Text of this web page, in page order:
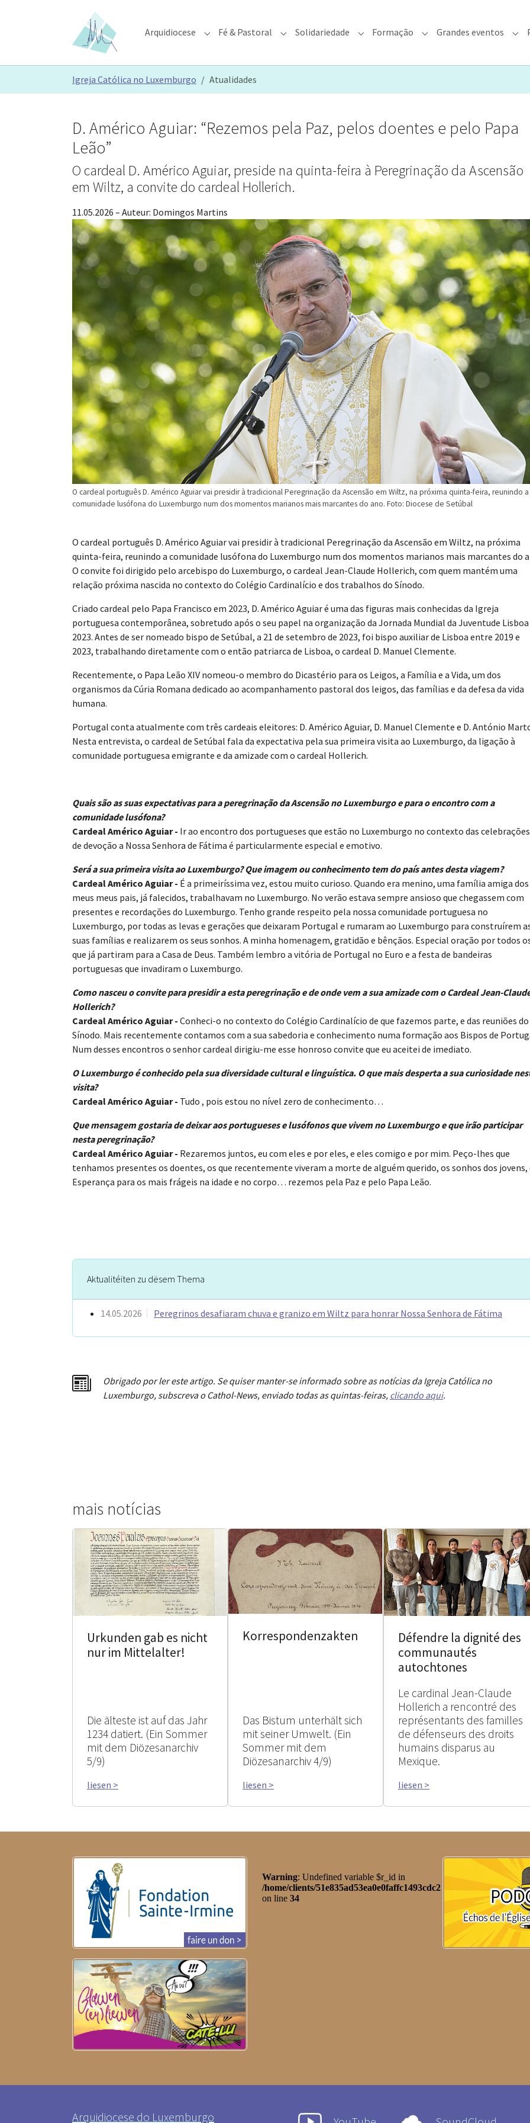
Arquidiocese Submenu for "Arquidiocese"
Fé & Pastoral Submenu for "Fé & Pastoral"
Solidariedade Submenu for "Solidariedade"
Formação Submenu for "Formação"
Grandes eventos
Igreja Católica no Luxemburgo Atualidades
O cardeal português D. Américo Aguiar vai presidir à tradicional Peregrinação da Ascensão em Wiltz, na próxima quinta-feira, reunindo a
comunidade lusófona do Luxemburgo num dos momentos marianos mais marcantes do ano. Foto: Diocese de Setúbal
D. Américo Aguiar: “Rezemos pela Paz, pelos doentes e pelo Papa
Leão”
O cardeal D. Américo Aguiar, preside na quinta-feira à Peregrinação da Ascensão
em Wiltz, a convite do cardeal Hollerich.
11.05.2026 – Auteur: Domingos Martins
O cardeal português D. Américo Aguiar vai presidir à tradicional Peregrinação da Ascensão em Wiltz, na próxima
quinta-feira, reunindo a comunidade lusófona do Luxemburgo num dos momentos marianos mais marcantes do
O convite foi dirigido pelo arcebispo do Luxemburgo, o cardeal Jean-Claude Hollerich, com quem mantém uma
relação próxima nascida no contexto do Colégio Cardinalício e dos trabalhos do Sínodo.
Criado cardeal pelo Papa Francisco em 2023, D. Américo Aguiar é uma das figuras mais conhecidas da Igreja
portuguesa contemporânea, sobretudo após o seu papel na organização da Jornada Mundial da Juventude Lisboa
2023. Antes de ser nomeado bispo de Setúbal, a 21 de setembro de 2023, foi bispo auxiliar de Lisboa entre 2019 e
2023, trabalhando diretamente com o então patriarca de Lisboa, o cardeal D. Manuel Clemente.
Recentemente, o Papa Leão XIV nomeou-o membro do Dicastério para os Leigos, a Família e a Vida, um dos
organismos da Cúria Romana dedicado ao acompanhamento pastoral dos leigos, das famílias e da defesa da vida
humana.
Portugal conta atualmente com três cardeais eleitores: D. Américo Aguiar, D. Manuel Clemente e D. António
Nesta entrevista, o cardeal de Setúbal fala da expectativa pela sua primeira visita ao Luxemburgo, da ligação à
comunidade portuguesa emigrante e da amizade com o cardeal Hollerich.
Quais são as suas expectativas para a peregrinação da Ascensão no Luxemburgo e para o encontro com a
comunidade lusófona?
Cardeal Américo Aguiar - Ir ao encontro dos portugueses que estão no Luxemburgo no contexto das
de devoção a Nossa Senhora de Fátima é particularmente especial e emotivo.
Será a sua primeira visita ao Luxemburgo? Que imagem ou conhecimento tem do país antes desta viagem?
Cardeal Américo Aguiar - É a primeiríssima vez, estou muito curioso. Quando era menino, uma família amiga dos
meus meus pais, já falecidos, trabalhavam no Luxemburgo. No verão estava sempre ansioso que chegassem com
presentes e recordações do Luxemburgo. Tenho grande respeito pela nossa comunidade portuguesa no
Luxemburgo, por todas as levas e gerações que deixaram Portugal e rumaram ao Luxemburgo para construírem
suas famílias e realizarem os seus sonhos. A minha homenagem, gratidão e bênçãos. Especial oração por todos
que já partiram para a Casa de Deus. Também lembro a vitória de Portugal no Euro e a festa de bandeiras
portuguesas que invadiram o Luxemburgo.
Como nasceu o convite para presidir a esta peregrinação e de onde vem a sua amizade com o Cardeal Jean-
Hollerich?
Cardeal Américo Aguiar - Conheci-o no contexto do Colégio Cardinalício de que fazemos parte, e das reuniões do
Sínodo. Mais recentemente contamos com a sua sabedoria e conhecimento numa formação aos Bispos de
Num desses encontros o senhor cardeal dirigiu-me esse honroso convite que eu aceitei de imediato.
O Luxemburgo é conhecido pela sua diversidade cultural e linguística. O que mais desperta a sua curiosidade
visita?
Cardeal Américo Aguiar - Tudo , pois estou no nível zero de conhecimento…
Que mensagem gostaria de deixar aos portugueses e lusófonos que vivem no Luxemburgo e que irão participar
nesta peregrinação?
​​​​Cardeal Américo Aguiar - Rezaremos juntos, eu com eles e por eles, e eles comigo e por mim. Peço-lhes que
tenhamos presentes os doentes, os que recentemente viveram a morte de alguém querido, os sonhos dos jovens,
Esperança para os mais frágeis na idade e no corpo… rezemos pela Paz e pelo Papa Leão.
Aktualitéiten zu dësem Thema
14.05.2026 Peregrinos desafiaram chuva e granizo em Wiltz para honrar Nossa Senhora de Fátima
Obrigado por ler este artigo. Se quiser manter-se informado sobre as notícias da Igreja Católica no
Luxemburgo, subscreva o Cathol-News, enviado todas as quintas-feiras, clicando aqui.
mais notícias
Urkunden gab es nicht
nur im Mittelalter!
Die älteste ist auf das Jahr
1234 datiert. (Ein Sommer
mit dem Diözesanarchiv
5/9)
liesen >
Korrespondenzakten
Das Bistum unterhält sich
mit seiner Umwelt. (Ein
Sommer mit dem
Diözesanarchiv 4/9)
liesen >
Défendre la dignité des
communautés
autochtones
Le cardinal Jean-Claude
Hollerich a rencontré des
représentants des familles
de défenseurs des droits
humains disparus au
Mexique.
liesen >
Arquidiocese do Luxemburgo